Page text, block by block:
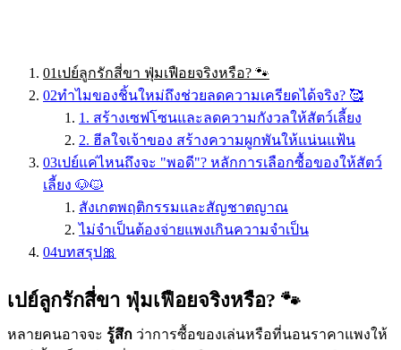
01 เปย์ลูกรักสี่ขา ฟุ่มเฟือยจริงหรือ? 🐾
02ทำไมของชิ้นใหม่ถึงช่วยลดความเครียดได้จริง? 🥰
1. สร้างเซฟโซนและลดความกังวลให้สัตว์เลี้ยง
2. ฮีลใจเจ้าของ สร้างความผูกพันให้แน่นแฟ้น
03เปย์แค่ไหนถึงจะ "พอดี"? หลักการเลือกซื้อของให้สัตว์
เลี้ยง 🐶🐱
สังเกตพฤติกรรมและสัญชาตญาณ
ไม่จำเป็นต้องจ่ายแพงเกินความจำเป็น
04บทสรุป🎀
เปย์ลูกรักสี่ขา ฟุ่มเฟือยจริงหรือ? 🐾
หลายคนอาจจะ รู้สึก ว่าการซื้อของเล่นหรือที่นอนราคาแพงให้